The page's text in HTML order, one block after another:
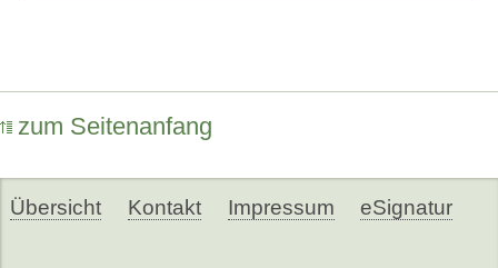
zum Seitenanfang
Übersicht Kontakt Impressum eSignatur